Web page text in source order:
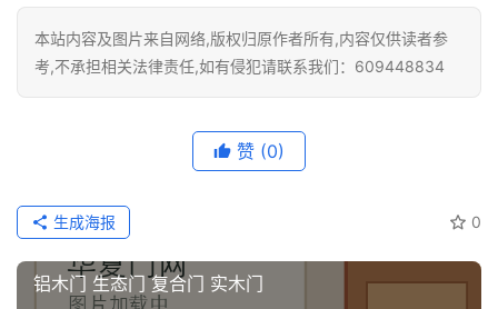
本站内容及图片来自网络,版权归原作者所有,内容仅供读者参
考,不承担相关法律责任,如有侵犯请联系我们：609448834
赞 (0)
0
生成海报
铝木门 生态门 复合门 实木门